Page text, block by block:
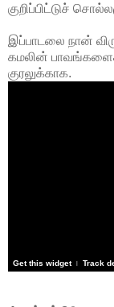
குறிப்பிட்டுச்
இப்பாடலை நான்
கமலின்
குரலுக்காக.
Get this widget | Track